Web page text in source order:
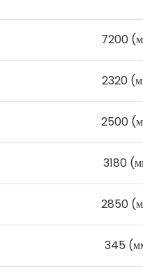
7200
2320
2500
3180
2850
345